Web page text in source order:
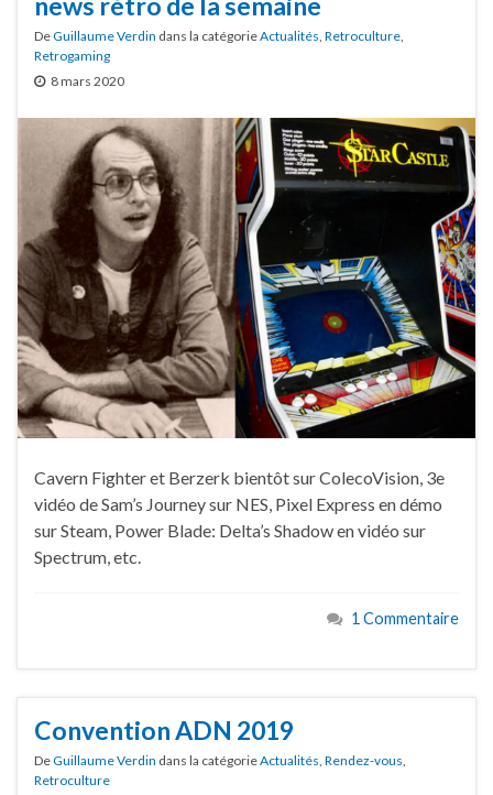
DeGuillaume Verdin dans la catégorieActualités, Retroculture,
Retrogaming
8 mars 2020
Cavern Fighter et Berzerk bientôt sur ColecoVision, 3e
vidéo de Sam’s Journey sur NES, Pixel Express en démo
sur Steam, Power Blade: Delta’s Shadow en vidéo sur
Spectrum, etc.
1 Commentaire
Convention ADN 2019
DeGuillaume Verdin dans la catégorieActualités Rendez-vous
Retroculture